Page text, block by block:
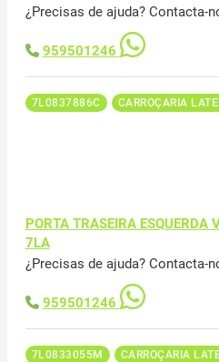
¿Precisas de ajuda? Contacta-
959501246
7L0837886C CARROÇARIA
PORTA TRASEIRA ESQUERDA
7LA
¿Precisas de ajuda? Contacta-
959501246
7L0833055M CARROÇARIA